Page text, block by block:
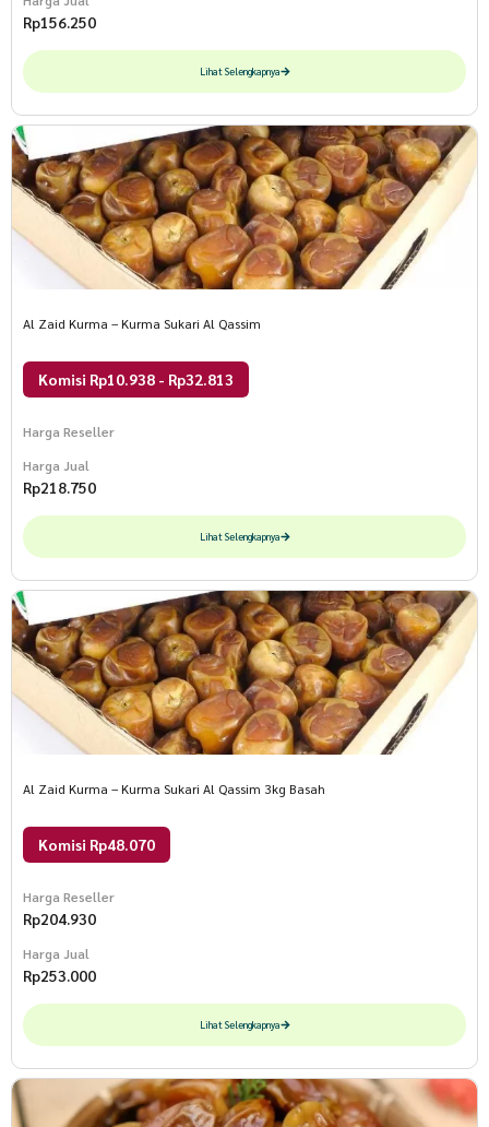
Rp156.250
Lihat Selengkapnya
Al Zaid Kurma – Kurma Sukari Al Qassim
Komisi Rp10.938 - Rp32.813
Harga Reseller
Harga Jual
Rp218.750
Lihat Selengkapnya
Al Zaid Kurma – Kurma Sukari Al Qassim 3kg Basah
Komisi Rp48.070
Harga Reseller
Rp204.930
Harga Jual
Rp253.000
Lihat Selengkapnya